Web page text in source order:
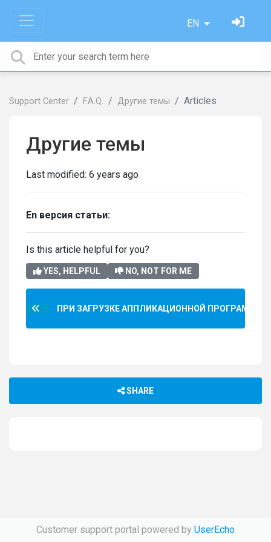
EN
Support Center F.A.Q. Другие темы Articles
Другие темы
Last modified: 6 years ago
En версия статьи:
Is this article helpful for you?
YES, HELPFUL NO, NOT FOR ME
ПРИ ЗАГРУЗКЕ АППЛИКАЦИОННОЙ ПРОГРАММЫ В
SHARE
Customer support portal powered by UserEcho